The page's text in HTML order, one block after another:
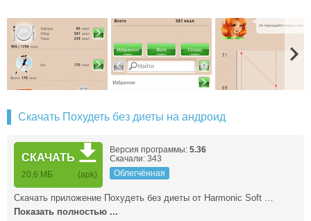
Скачать Похудеть без диеты на андроид
СКАЧАТЬ
20,6 МБ (apk)
Версия программы: 5.36
Скачали: 343
Облегчённая
Скачать приложение Похудеть без диеты от Harmonic Soft …
Показать полностью ...